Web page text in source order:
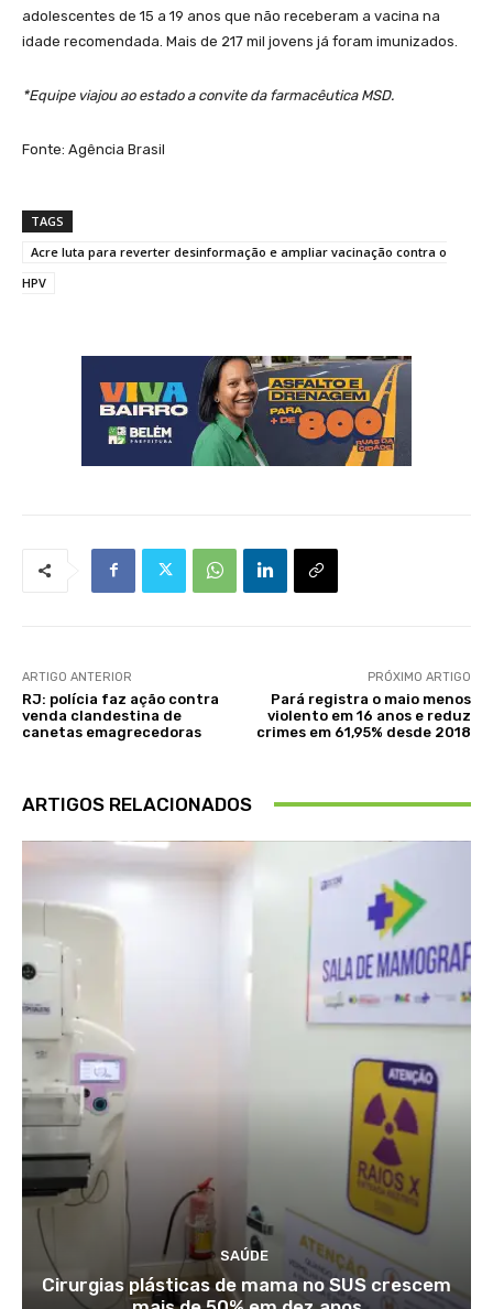
adolescentes de 15 a 19 anos que não receberam a vacina na
idade recomendada. Mais de 217 mil jovens já foram imunizados.
*Equipe viajou ao estado a convite da farmacêutica MSD.
Fonte: Agência Brasil
TAGS
Acre luta para reverter desinformação e ampliar vacinação contra o
HPV
ARTIGO ANTERIOR
RJ: polícia faz ação contra
venda clandestina de
canetas emagrecedoras
PRÓXIMO ARTIGO
Pará registra o maio menos
violento em 16 anos e reduz
crimes em 61,95% desde 2018
ARTIGOS RELACIONADOS
SAÚDE
Cirurgias plásticas de mama no SUS crescem